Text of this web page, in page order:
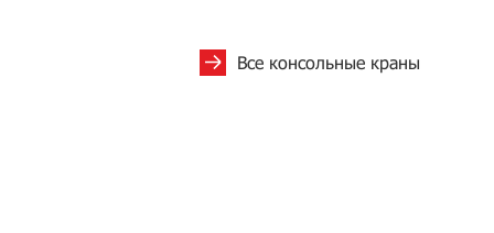
Все консольные краны